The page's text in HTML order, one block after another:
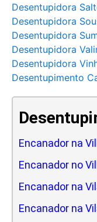
Desentupidora
Desentupidora
Desentupidora
Desentupidora
Desentupidora
Desentupimento
Encanador na
Encanador no
Encanador na
Encanador na